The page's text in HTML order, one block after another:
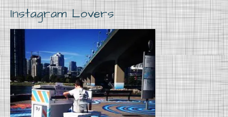
Instagram Lovers